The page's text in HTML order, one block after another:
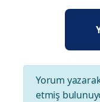
Yorum
etmiş